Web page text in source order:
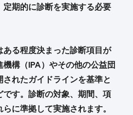
定期的に診断を実施する必要
ある程度決まった診断項目が
構（IPA）やその他の公益団
れたガイドラインを基準と
す。診断の対象、期間、項
に準拠して実施されます。